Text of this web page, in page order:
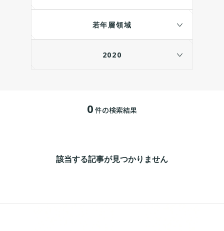
若年層領域
2020
0 件の検索結果
該当する記事が見つかりません